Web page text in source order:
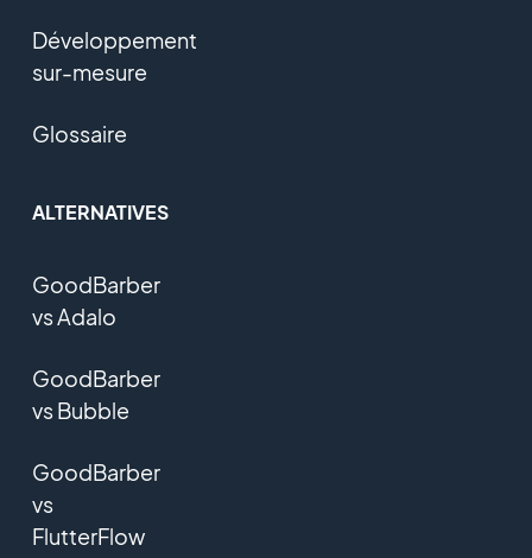
Développement
sur-mesure
Glossaire
ALTERNATIVES
GoodBarber
vs Adalo
GoodBarber
vs Bubble
GoodBarber
vs
FlutterFlow